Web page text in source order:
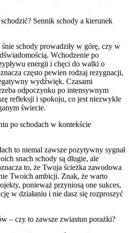
Sennik schody a kierunek
schody prowadziły w górę, czy w
Wchodzenie po
energii i chęci do walki o
często pewien rodzaj rezygnacji,
wydźwięk. Czasami
odpoczynku po intensywnym
refleksji i spokoju, co jest niezwykle
świecie.
po schodach w kontekście
to niemal zawsze pozytywny sygnał
snach schody są długie, ale
to, że Twoja ścieżka zawodowa
Twoich ambicji. Znak, że warto
ponieważ przyniosą one sukces,
w działaniu i nie dasz się rozproszyć
– czy to zawsze zwiastun porażki?